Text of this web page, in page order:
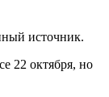
источник.
22 октября, но